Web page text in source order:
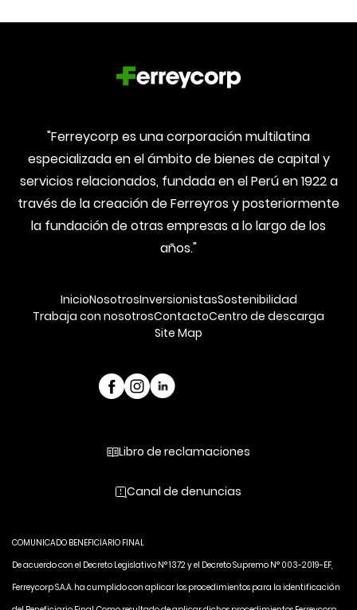
"Ferreycorp es una corporación multilatina
especializada en el ámbito de bienes de capital y
servicios relacionados, fundada en el Perú en 1922 a
través de la creación de Ferreyros y posteriormente
la fundación de otras empresas a lo largo de los
años."
InicioNosotrosInversionistasSostenibilidad
Trabaja con nosotrosContactoCentro de descarga
Site Map
Libro de reclamaciones
Canal de denuncias
COMUNICADO BENEFICIARIO FINAL
De acuerdo con el Decreto Legislativo N° 1372 y el Decreto Supremo N° 003-2019-EF,
Ferreycorp S.A.A. ha cumplido con aplicar los procedimientos para la identificación